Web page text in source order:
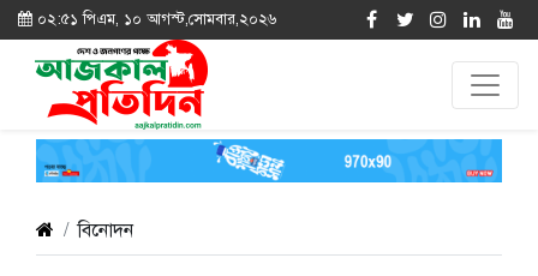
০২:৫১ পিএম, ১০ আগস্ট,সোমবার,২০২৬
বিনোদন